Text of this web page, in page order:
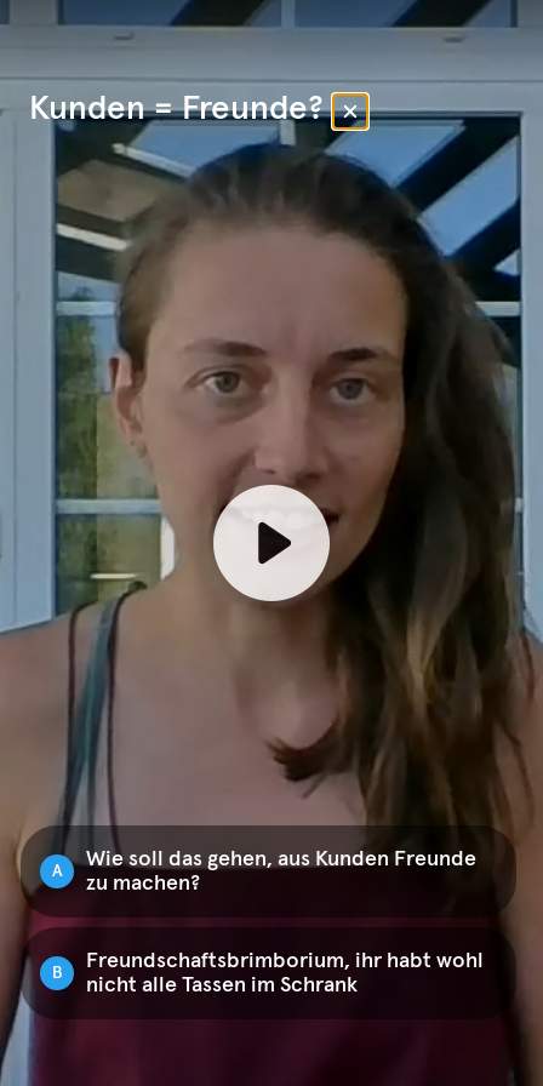
Kunden = Freunde?
A
Wie soll das gehen, aus Kunden Freunde
zu machen?
B
Freundschaftsbrimborium, ihr habt wohl
nicht alle Tassen im Schrank